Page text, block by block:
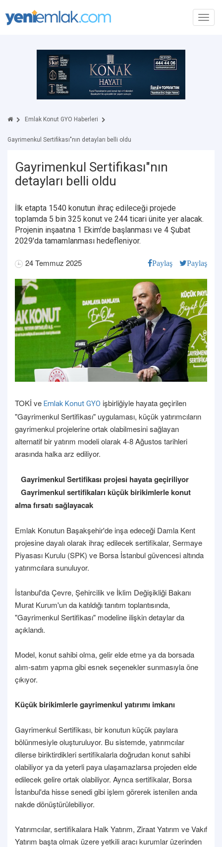
Emlak Konut GYO Haberleri
Gayrimenkul Sertifikası"nın detayları belli oldu
Gayrimenkul Sertifikası"nın
detayları belli oldu
İlk etapta 1540 konutun ihraç edileceği projede
toplamda 5 bin 325 konut ve 244 ticari ünite yer alacak.
Projenin inşaatına 1 Ekim'de başlanması ve 4 Şubat
2029'da tamamlanması hedefleniyor.
24 Temmuz 2025 Paylaş Paylaş
TOKİ ve Emlak Konut GYO işbirliğiyle hayata geçirilen
"Gayrimenkul Sertifikası" uygulaması, küçük yatırımcıların
gayrimenkul projelerine ortak olabilmesini sağlayan
alternatif bir yatırım modeli olarak 4-8 Ağustos tarihleri
arasında halka arz ediliyor.
Gayrimenkul Sertifikası projesi hayata geçiriliyor
Gayrimenkul sertifikaları küçük birikimlerle konut
alma fırsatı sağlayacak
Emlak Konutun Başakşehir'de inşa edeceği Damla Kent
projesine dayalı olarak ihraç edilecek sertifikalar, Sermaye
Piyasası Kurulu (SPK) ve Borsa İstanbul güvencesi altında
yatırımcılara sunuluyor.
İstanbul'da Çevre, Şehircilik ve İklim Değişikliği Bakanı
Murat Kurum'un da katıldığı tanıtım toplantısında,
"Gayrimenkul Sertifikası" modeline ilişkin detaylar da
açıklandı.
Model, konut sahibi olma, gelir elde etme ya da borsada
alım-satım yapma gibi esnek seçenekler sunmasıyla öne
çıkıyor.
Küçük birikimlerle gayrimenkul yatırımı imkanı
Gayrimenkul Sertifikası, bir konutun küçük paylara
bölünmesiyle oluşturuluyor. Bu sistemde, yatırımcılar
dilerse biriktirdikleri sertifikalarla doğrudan konut sahibi
olabiliyor ya da yeterli paya ulaşamazlarsa projeden elde
edilecek gelire ortak olabiliyor. Ayrıca sertifikalar, Borsa
İstanbul'da hisse senedi gibi işlem görerek istenilen anda
nakde dönüştürülebiliyor.
Yatırımcılar, sertifikalara Halk Yatırım, Ziraat Yatırım ve Vakıf
Yatırım başta olmak üzere yetkili aracı kurumlar üzerinden